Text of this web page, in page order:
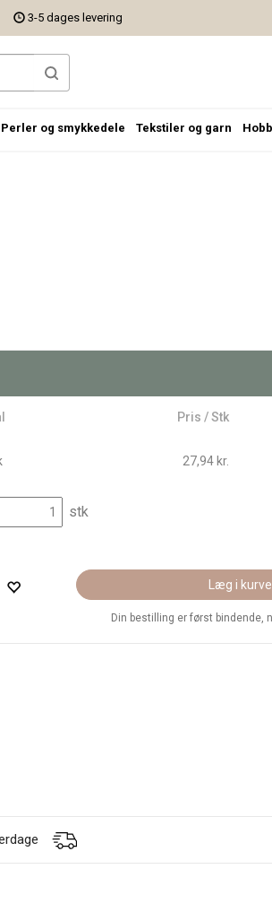
Pris / Stk
27,94 kr.
stk
Læg i
Din bestilling er først bindende,
3-5 dages levering
Perler og smykkedele Tekstiler og garn